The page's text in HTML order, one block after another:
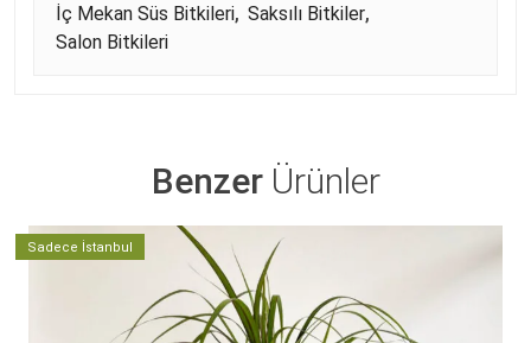
İç Mekan Süs Bitkileri, Saksılı Bitkiler,
Salon Bitkileri
BenzerÜrünler
Sadece İstanbul